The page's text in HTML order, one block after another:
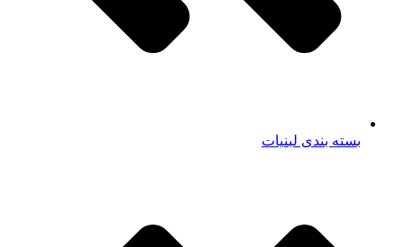
بسته بندی لبنیات